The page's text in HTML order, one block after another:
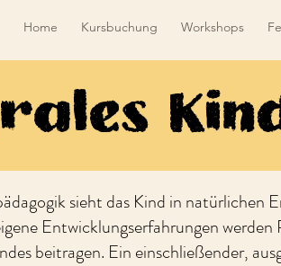
Home Kursbuchung Workshops
sieht das Kind in natürlichen
Entwicklungserfahrungen
beitragen. Ein einschließender,